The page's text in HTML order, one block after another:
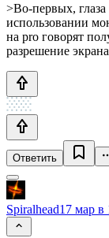
>Во-первых,
использовании
на pro говорят
разрешение
Ответить
Spiralhead17 мар в